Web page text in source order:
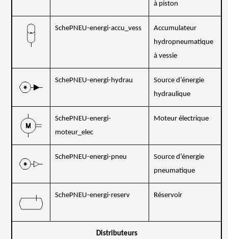
à piston
SchePNEU-energi-accu_vess
Accumulateur
hydropneumatique
à vessie
SchePNEU-energi-hydrau
Source d’énergie
hydraulique
SchePNEU-energi-
moteur_elec
Moteur électrique
SchePNEU-energi-pneu
Source d’énergie
pneumatique
SchePNEU-energi-reserv Réservoir
Distributeurs